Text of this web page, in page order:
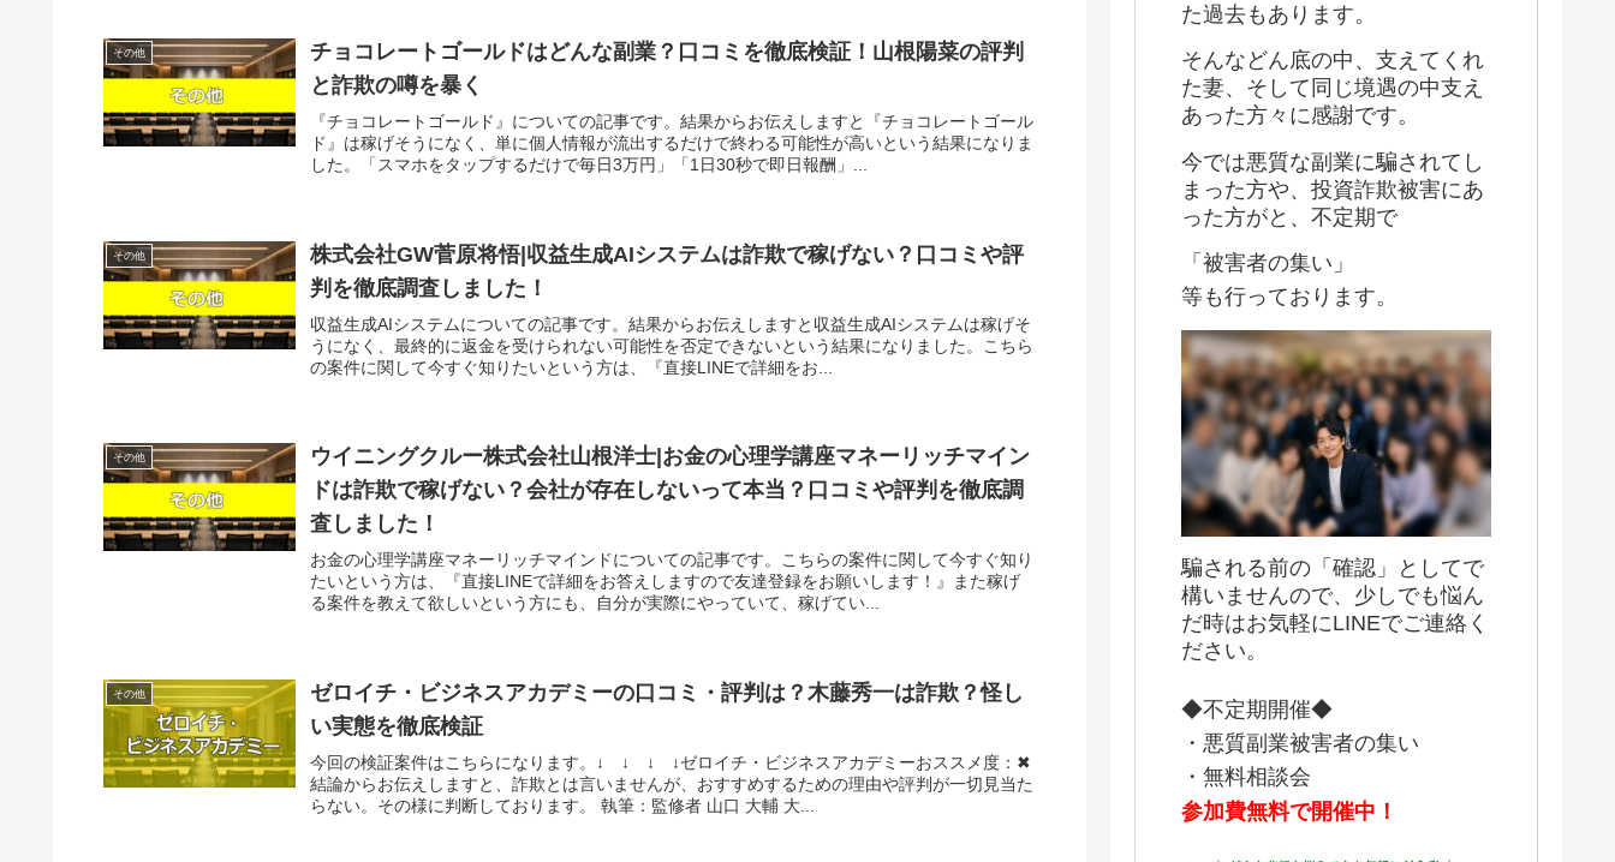
その他
チョコレートゴールドはどんな副業？口コミを徹底検証！山根陽菜の評判
と詐欺の噂を暴く
『チョコレートゴールド』についての記事です。結果からお伝えしますと『チョコレートゴール
ド』は稼げそうになく、単に個人情報が流出するだけで終わる可能性が高いという結果になりま
した。「スマホをタップするだけで毎日3万円」「1日30秒で即日報酬」...
その他
株式会社GW菅原将悟|収益生成AIシステムは詐欺で稼げない？口コミや評
判を徹底調査しました！
収益生成AIシステムについての記事です。結果からお伝えしますと収益生成AIシステムは稼げそ
うになく、最終的に返金を受けられない可能性を否定できないという結果になりました。こちら
の案件に関して今すぐ知りたいという方は、『直接LINEで詳細をお...
その他
ウイニングクルー株式会社山根洋士|お金の心理学講座マネーリッチマイン
ドは詐欺で稼げない？会社が存在しないって本当？口コミや評判を徹底調
査しました！
お金の心理学講座マネーリッチマインドについての記事です。こちらの案件に関して今すぐ知り
たいという方は、『直接LINEで詳細をお答えしますので友達登録をお願いします！』また稼げ
る案件を教えて欲しいという方にも、自分が実際にやっていて、稼げてい...
その他
ゼロイチ・ビジネスアカデミーの口コミ・評判は？木藤秀一は詐欺？怪し
い実態を徹底検証
今回の検証案件はこちらになります。↓ ↓ ↓ ↓ゼロイチ・ビジネスアカデミーおススメ度：✖
結論からお伝えしますと、詐欺とは言いませんが、おすすめするための理由や評判が一切見当た
らない。その様に判断しております。 執筆：監修者 山口 大輔 大...
た過去もあります。
そんなどん底の中、支えてくれ
た妻、そして同じ境遇の中支え
あった方々に感謝です。
今では悪質な副業に騙されてし
まった方や、投資詐欺被害にあ
った方がと、不定期で
「被害者の集い」
等も行っております。
騙される前の「確認」としてで
構いませんので、少しでも悩ん
だ時はお気軽にLINEでご連絡く
ださい。
◆不定期開催◆
・悪質副業被害者の集い
・無料相談会
参加費無料で開催中！